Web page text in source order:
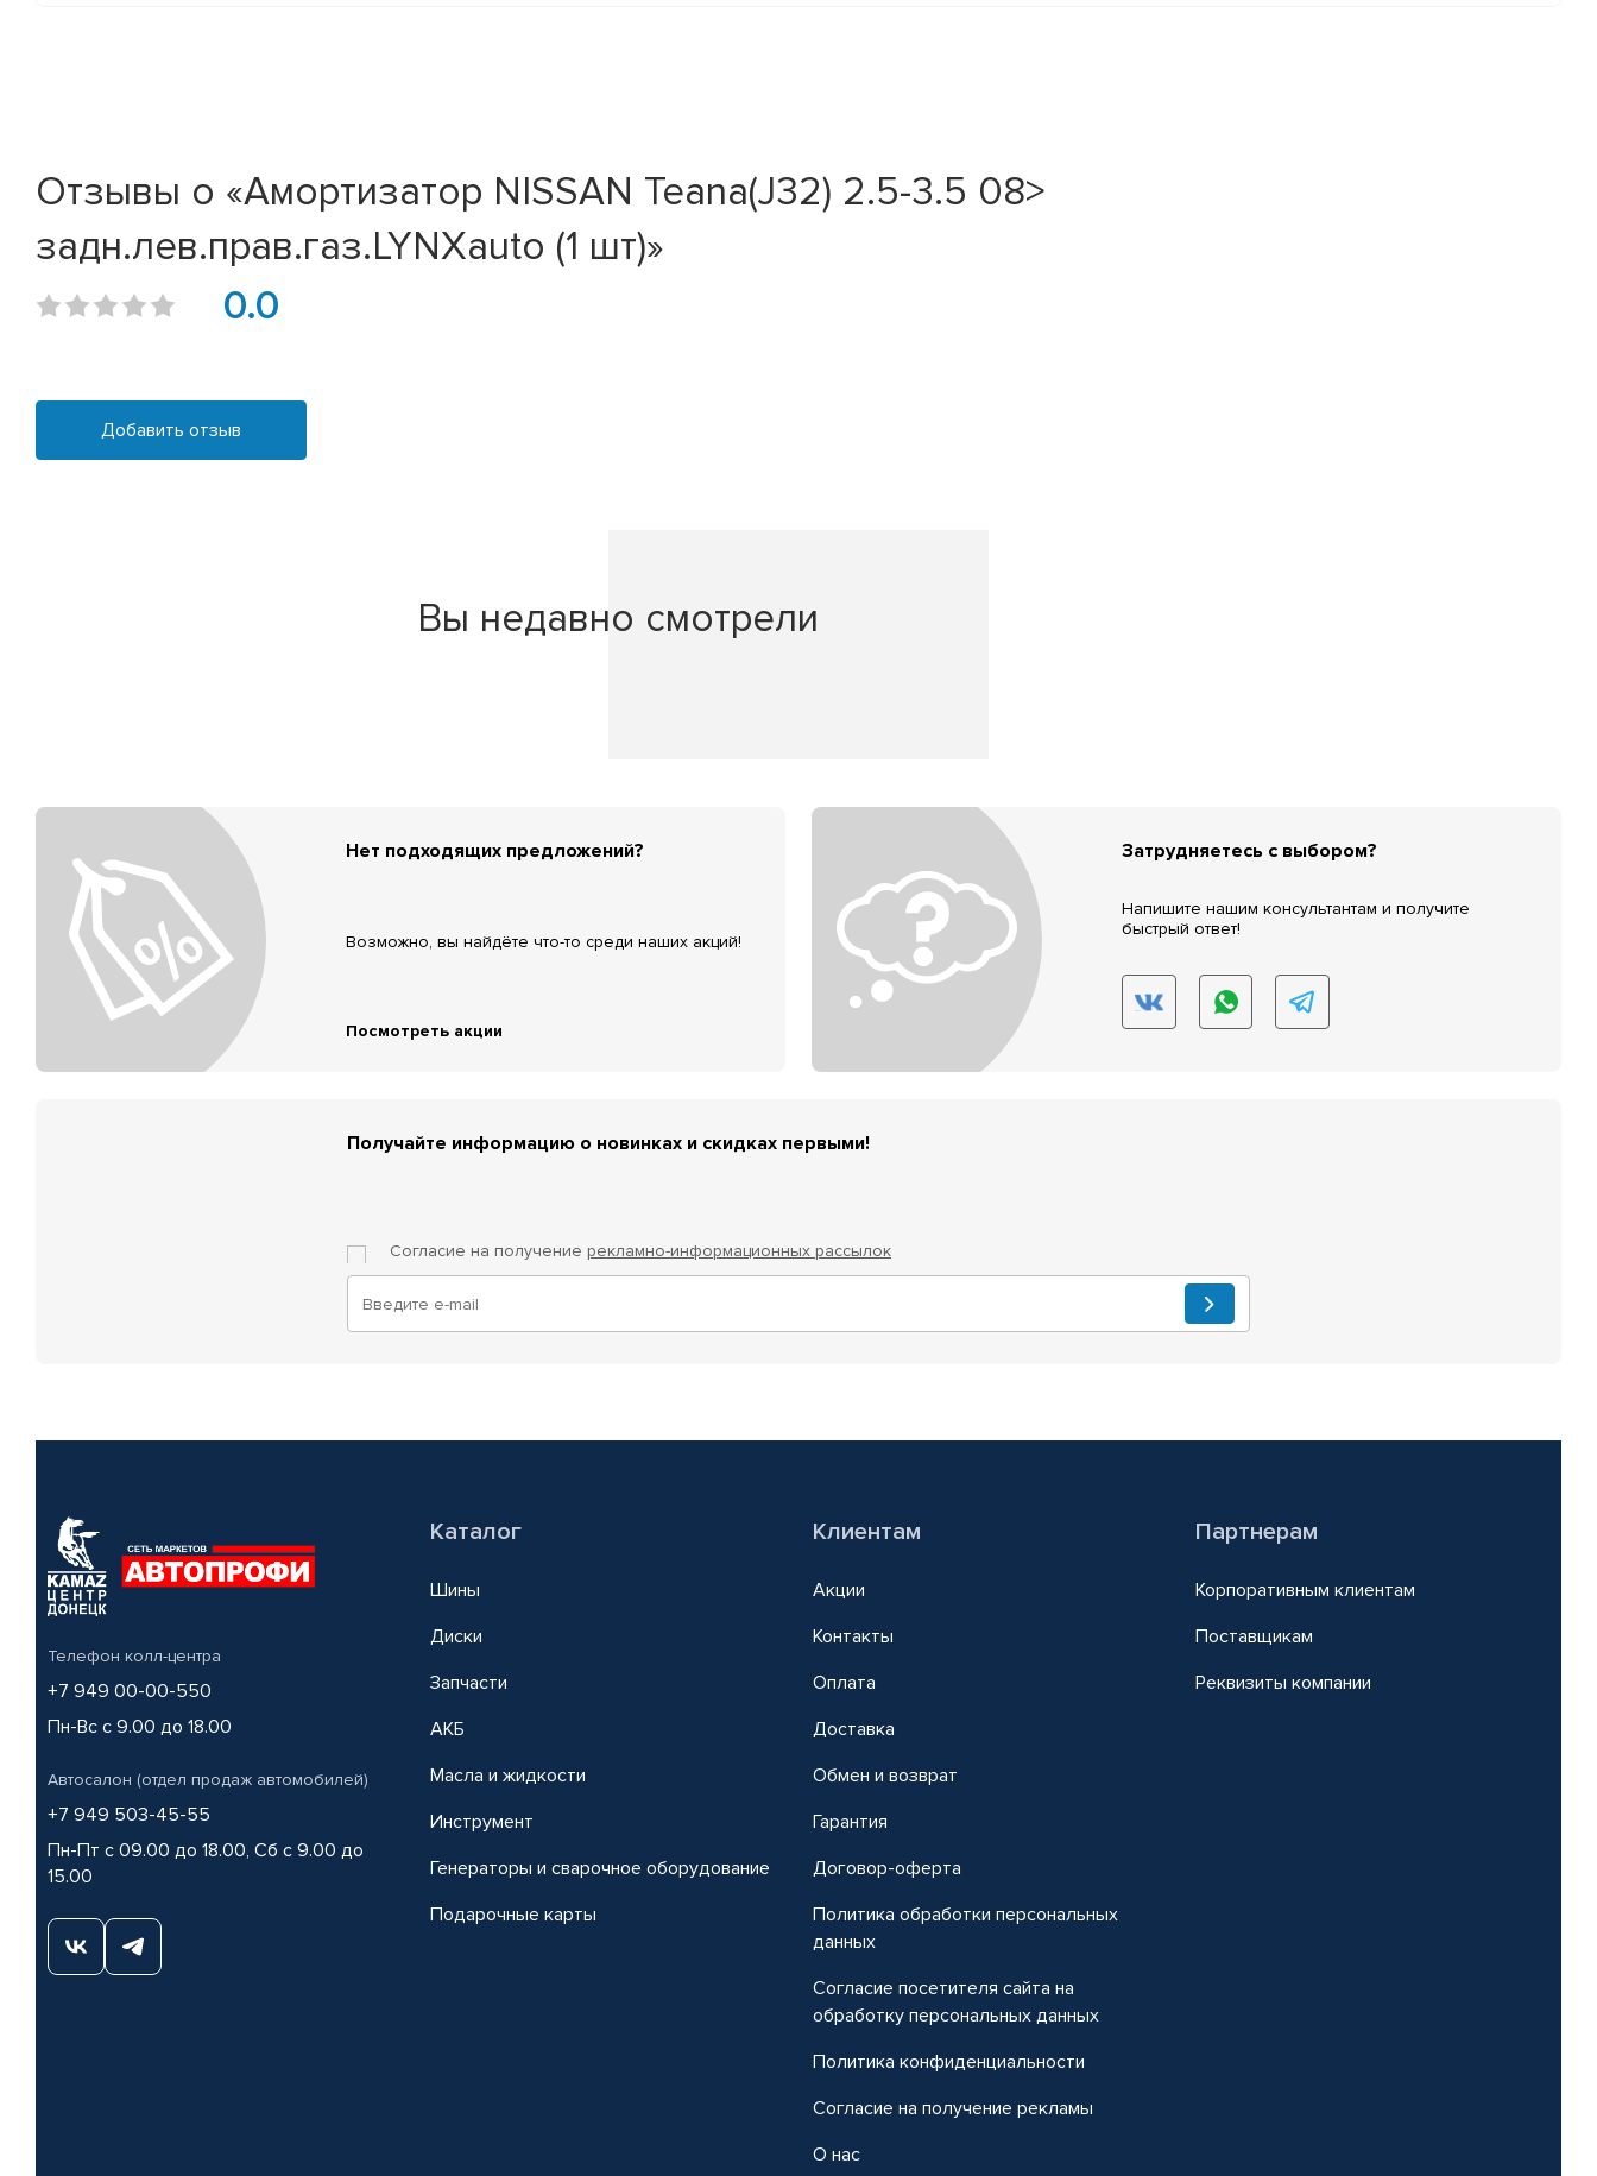
Отзывы о «Амортизатор NISSAN Teana(J32) 2.5-3.5 08>
задн.лев.прав.газ.LYNXauto (1 шт)»
0.0
Добавить отзыв
Вы недавно смотрели
Нет подходящих предложений?
Возможно, вы найдёте что-то среди наших акций!
Посмотреть акции
Затрудняетесь с выбором?
Напишите нашим консультантам и получите
быстрый ответ!
Получайте информацию о новинках и скидках первыми!
Согласие на получение рекламно-информационных рассылок
Телефон колл-центра
+7 949 00-00-550
Пн-Вс с 9.00 до 18.00
Автосалон (отдел продаж автомобилей)
+7 949 503-45-55
Пн-Пт с 09.00 до 18.00, Сб с 9.00 до
15.00
Каталог
Шины
Диски
Запчасти
АКБ
Масла и жидкости
Инструмент
Генераторы и сварочное оборудование
Подарочные карты
Клиентам
Акции
Контакты
Оплата
Доставка
Обмен и возврат
Гарантия
Договор-оферта
Политика обработки персональных
данных
Согласие посетителя сайта на
обработку персональных данных
Политика конфиденциальности
Согласие на получение рекламы
О нас
Партнерам
Корпоративным клиентам
Поставщикам
Реквизиты компании